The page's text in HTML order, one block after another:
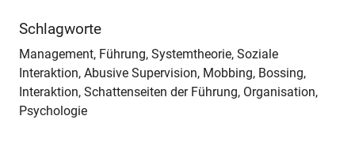
Schlagworte
Management, Führung, Systemtheorie, Soziale
Interaktion, Abusive Supervision, Mobbing, Bossing,
Interaktion, Schattenseiten der Führung, Organisation,
Psychologie